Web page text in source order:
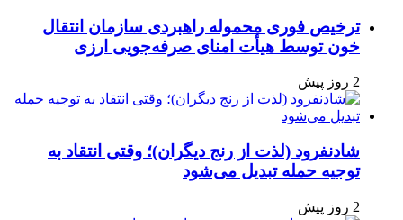
ترخیص فوری محموله راهبردی سازمان انتقال
خون توسط هیأت امنای صرفه‌جویی ارزی
2 روز پیش
شادنفرود (لذت از رنج دیگران)؛ وقتی انتقاد به
توجیه حمله تبدیل می‌شود
2 روز پیش